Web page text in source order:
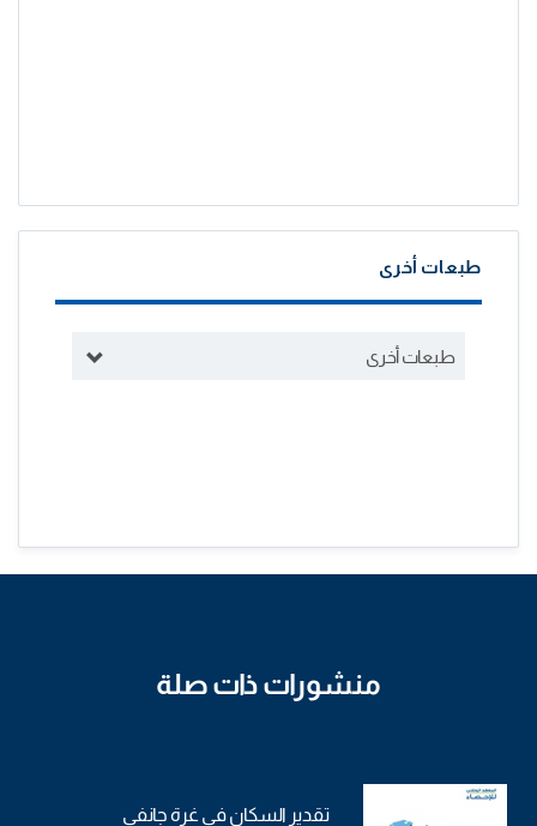
طبعات أخرى
طبعات أخرى
منشورات ذات صلة
تقدير السكان في غرة جانفي